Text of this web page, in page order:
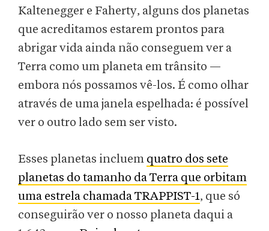
Kaltenegger e Faherty, alguns dos planetas
que acreditamos estarem prontos para
abrigar vida ainda não conseguem ver a
Terra como um planeta em trânsito —
embora nós possamos vê-los. É como olhar
através de uma janela espelhada: é possível
ver o outro lado sem ser visto.
Esses planetas incluem quatro dos sete
planetas do tamanho da Terra que orbitam
uma estrela chamada TRAPPIST-1, que só
conseguirão ver o nosso planeta daqui a